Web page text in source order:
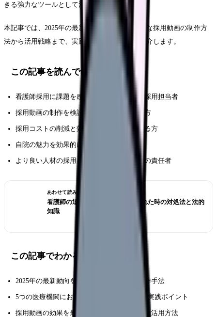
きる強力なツールとして注目を集めています。
本記事では、2025年の最新事例を基に、効果的な採用動画の制作方
法から活用戦略まで、実践的なノウハウをご紹介します。
この記事を読んでほしい人
看護師採用に課題を感じている医療機関の採用担当者
採用動画の制作を検討している人事部門の方
採用コストの削減と効果向上を目指している方
自院の魅力を効果的に伝えたい広報担当者
より良い人材の採用を実現したい看護部門の責任者
あわせて読みたい
看護師の退職交渉術｜引き止められた時の対処法と法的
知識
この記事でわかること
2025年の最新動向を踏まえた採用動画の制作手法
5つの医療機関における具体的な成功事例と実践ポイント
採用動画の効果を最大化するための具体的な活用方法